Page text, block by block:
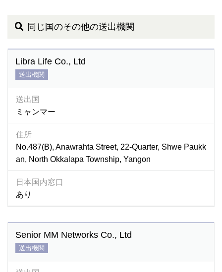
同じ国のその他の送出機関
Libra Life Co., Ltd
送出機関
送出国
ミャンマー
住所
No.487(B), Anawrahta Street, 22-Quarter, Shwe Paukk
an, North Okkalapa Township, Yangon
日本国内窓口
あり
Senior MM Networks Co., Ltd
送出機関